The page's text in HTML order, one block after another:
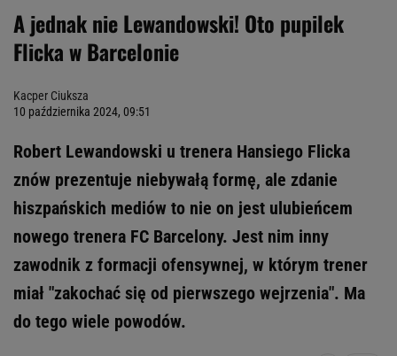
A jednak nie Lewandowski! Oto pupilek
Flicka w Barcelonie
Kacper Ciuksza
10 października 2024, 09:51
Robert Lewandowski u trenera Hansiego Flicka
znów prezentuje niebywałą formę, ale zdanie
hiszpańskich mediów to nie on jest ulubieńcem
nowego trenera FC Barcelony. Jest nim inny
zawodnik z formacji ofensywnej, w którym trener
miał "zakochać się od pierwszego wejrzenia". Ma
do tego wiele powodów.